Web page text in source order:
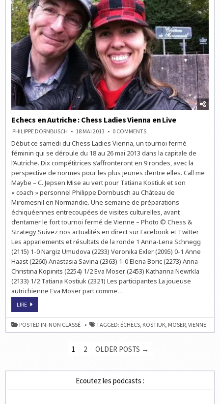
Echecs en Autriche : Chess Ladies Vienna en Live
PHILIPPE DORNBUSCH 18 MAI 2013 0 COMMENTSON
EN
:
CHESS
LADIES
VIENNA
LIVE
Début ce samedi du Chess Ladies Vienna, un tournoi fermé
féminin qui se déroule du 18 au 26 mai 2013 dans la capitale de
l’Autriche. Dix compétitrices s’affronteront en 9 rondes, avec la
perspective de normes pour les plus jeunes d’entre elles. Call me
Maybe – C. Jepsen Mise au vert pour Tatiana Kostiuk et son
« coach » personnel Philippe Dornbusch au Château de
Miromesnil en Normandie. Une semaine de préparations
échiquéennes entrecoupées de visites culturelles, avant
d’entamer le fort tournoi fermé de Vienne – Photo © Chess &
Strategy Suivez nos actualités en direct sur Facebook et Twitter
Les appariements et résultats de la ronde 1 Anna-Lena Schnegg
(2115) 1-0 Nargiz Umudova (2233) Veronika Exler (2095) 0-1 Anne
Haast (2260) Anastasia Savina (2363) 1-0 Elena Boric (2273) Anna-
Christina Kopinits (2254) 1/2 Eva Moser (2453) Katharina Newrkla
(2133) 1/2 Tatiana Kostiuk (2321) Les participantes La joueuse
autrichienne Eva Moser part comme…
LIREECHECS
AUTRICHE
:
CHESS
LADIES
POSTED IN: NON CLASSÉ TAGGED: ÉCHECS KOSTIUK MOSER ,VIENNE
PAGINATION
PUBLICATIONS
1 2 OLDER POSTS →
Ecoutez les podcasts :